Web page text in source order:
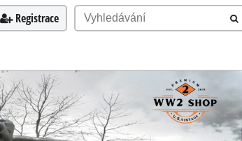
Registrace